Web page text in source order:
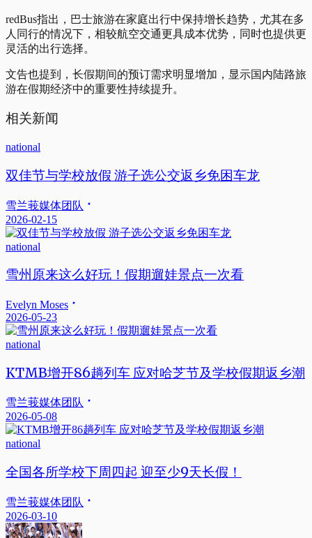
redBus指出，巴士旅游在家庭出行中保持增长趋势，尤其在多
人同行的情况下，相较航空交通更具成本优势，同时也提供更
灵活的出行选择。
文告也提到，长假期间的预订需求明显增加，显示国内陆路旅
游在假期经济中的重要性持续提升。
相关新闻
national
双佳节与学校放假 游子选公交返乡免困车龙
雪兰莪媒体团队
2026-02-15
national
雪州原来这么好玩！假期遛娃景点一次看
Evelyn Moses
2026-05-23
national
KTMB增开86趟列车 应对哈芝节及学校假期返乡潮
雪兰莪媒体团队
2026-05-08
national
全国各所学校下周四起 迎至少9天长假！
雪兰莪媒体团队
2026-03-10